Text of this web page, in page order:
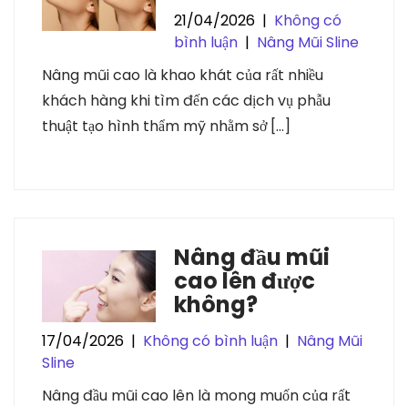
21/04/2026 | Không có
bình luận | Nâng Mũi Sline
Nâng mũi cao là khao khát của rất nhiều
khách hàng khi tìm đến các dịch vụ phẫu
thuật tạo hình thẩm mỹ nhằm sở […]
Nâng đầu mũi
cao lên được
không?
17/04/2026 | Không có bình luận | Nâng Mũi
Sline
Nâng đầu mũi cao lên là mong muốn của rất